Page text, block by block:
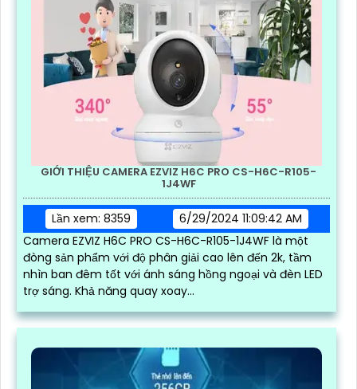
GIỚI THIỆU CAMERA EZVIZ H6C PRO CS-H6C-R105-
1J4WF
Lần xem: 8359
6/29/2024 11:09:42 AM
Camera EZVIZ H6C PRO CS-H6C-R105-1J4WF là một
đòng sản phẩm với độ phân giải cao lên đến 2k, tầm
nhìn ban đêm tốt với ánh sáng hồng ngoại và đèn LED
trợ sáng. Khả năng quay xoay...